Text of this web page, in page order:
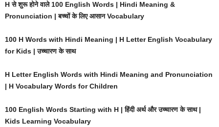
H से शुरू होने वाले 100 English Words | Hindi Meaning &
Pronunciation | बच्चों के लिए आसान Vocabulary
100 H Words with Hindi Meaning | H Letter English Vocabulary
for Kids | उच्चारण के साथ
H Letter English Words with Hindi Meaning and Pronunciation
| H Vocabulary Words for Children
100 English Words Starting with H | हिंदी अर्थ और उच्चारण के साथ |
Kids Learning Vocabulary